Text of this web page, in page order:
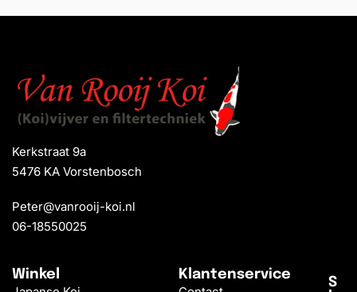
Kerkstraat 9a
5476 KA Vorstenbosch
Peter@vanrooij-koi.nl
06-18550025
Winkel Klantenservice
S